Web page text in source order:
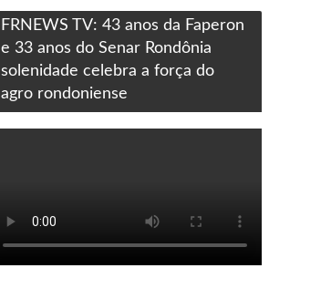
FRNEWS TV: 43 anos da Faperon
e 33 anos do Senar Rondônia
solenidade celebra a força do
agro rondoniense